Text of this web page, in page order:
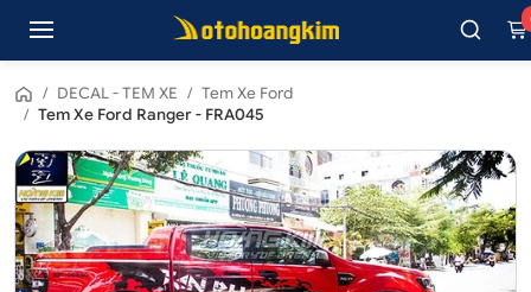
/ DECAL - TEM XE / Tem Xe Ford
/ Tem Xe Ford Ranger - FRA045